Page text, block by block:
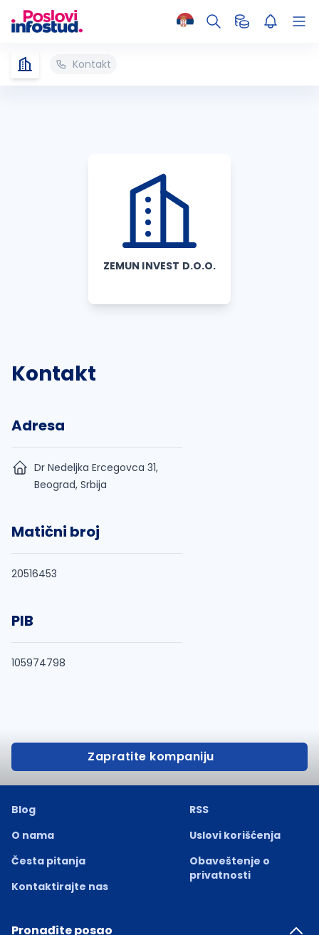
Kontakt
ZEMUN INVEST D.O.O.
Kontakt
Adresa
Dr Nedeljka Ercegovca 31,
Beograd, Srbija
Matični broj
20516453
PIB
105974798
Zapratite kompaniju
Blog
O nama
Česta pitanja
Kontaktirajte nas
RSS
Uslovi korišćenja
Obaveštenje o
privatnosti
Pronađite posao